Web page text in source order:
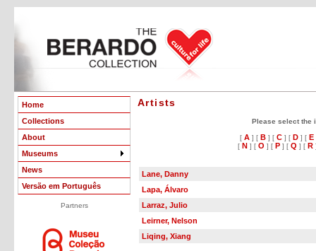
Home
Collections
About
Museums
News
Versão em Português
Partners
Artists
Please select the
[ A] [ B] [ C] [ D] [ E
[ N ] [ O ] [ P ] [ Q ] [ R
Lane, Danny
Lapa, Álvaro
Larraz, Julio
Leirner, Nelson
Liqing, Xiang